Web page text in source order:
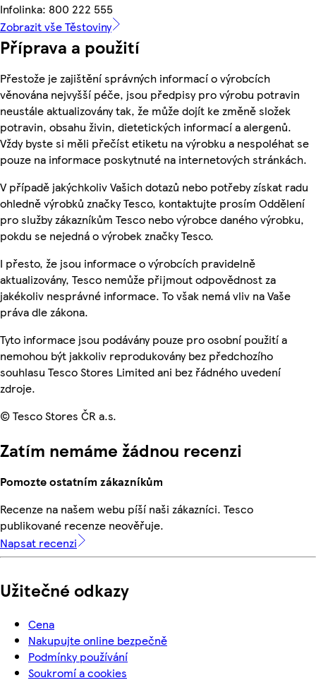
Infolinka: 800 222 555
Zobrazit vše Těstoviny
Příprava a použití
Přestože je zajištění správných informací o výrobcích
věnována nejvyšší péče, jsou předpisy pro výrobu potravin
neustále aktualizovány tak, že může dojít ke změně složek
potravin, obsahu živin, dietetických informací a alergenů.
Vždy byste si měli přečíst etiketu na výrobku a nespoléhat se
pouze na informace poskytnuté na internetových stránkách.
V případě jakýchkoliv Vašich dotazů nebo potřeby získat radu
ohledně výrobků značky Tesco, kontaktujte prosím Oddělení
pro služby zákazníkům Tesco nebo výrobce daného výrobku,
pokdu se nejedná o výrobek značky Tesco.
I přesto, že jsou informace o výrobcích pravidelně
aktualizovány, Tesco nemůže přijmout odpovědnost za
jakékoliv nesprávné informace. To však nemá vliv na Vaše
práva dle zákona.
Tyto informace jsou podávány pouze pro osobní použití a
nemohou být jakkoliv reprodukovány bez předchozího
souhlasu Tesco Stores Limited ani bez řádného uvedení
zdroje.
© Tesco Stores ČR a.s.
Zatím nemáme žádnou recenzi
Pomozte ostatním zákazníkům
Recenze na našem webu píší naši zákazníci. Tesco
publikované recenze neověřuje.
Napsat recenzi
Užitečné odkazy
Cena
Nakupujte online bezpečně
Podmínky používání
Soukromí a cookies